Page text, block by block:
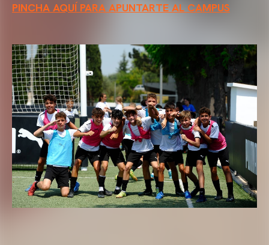
PINCHA AQUÍ PARA APUNTARTE AL CAMPUS